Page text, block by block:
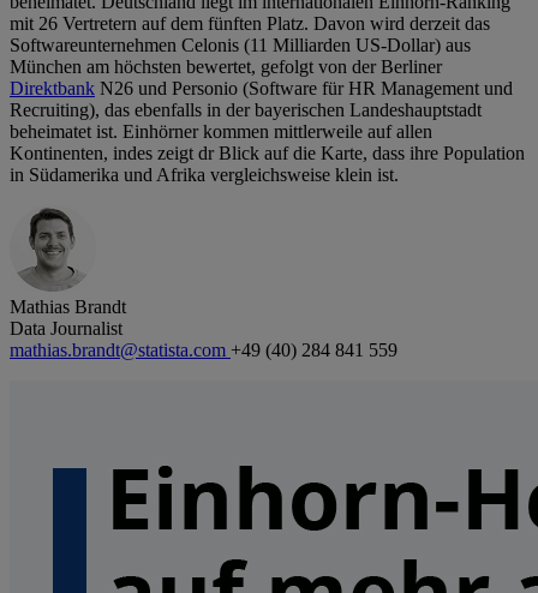
mit 26 Vertretern auf dem fünften Platz. Davon wird derzeit das
Softwareunternehmen Celonis (11 Milliarden US-Dollar) aus
München am höchsten bewertet, gefolgt von der Berliner
Direktbank N26 und Personio (Software für HR Management und
Recruiting), das ebenfalls in der bayerischen Landeshauptstadt
beheimatet ist. Einhörner kommen mittlerweile auf allen
Kontinenten, indes zeigt dr Blick auf die Karte, dass ihre Population
in Südamerika und Afrika vergleichsweise klein ist.
Mathias Brandt
Data Journalist
mathias.brandt@statista.com +49 (40) 284 841 559